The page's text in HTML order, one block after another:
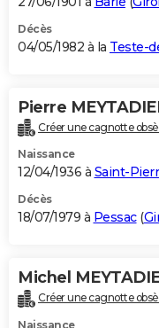
Décès
04/05/1982 à la Teste-
Pierre
Créer une cagnotte
Naissance
12/04/1936 à Saint-
Décès
18/07/1979 à Pessac(
Michel
Créer une cagnotte
Naissance